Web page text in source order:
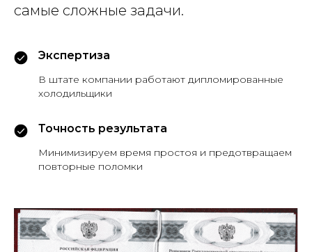
самые сложные задачи.
Экспертиза
В штате компании работают дипломированные
холодильщики
Точность результата
Минимизируем время простоя и предотвращаем
повторные поломки